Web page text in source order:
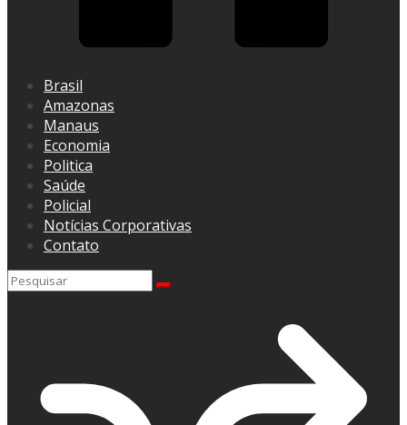
Brasil
Amazonas
Manaus
Economia
Politica
Saúde
Policial
Notícias Corporativas
Contato